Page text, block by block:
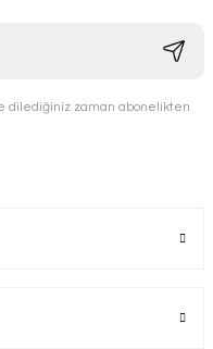
dilediğiniz zaman abonelikten